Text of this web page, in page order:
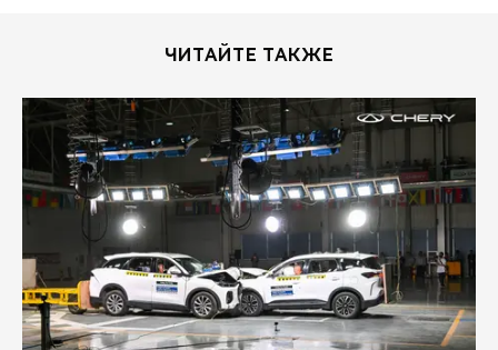
ЧИТАЙТЕ ТАКЖЕ